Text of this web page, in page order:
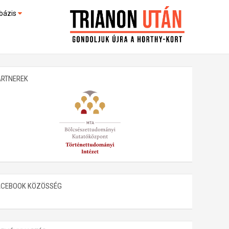
(feltöltés alatt)
KÖZÖSSÉG